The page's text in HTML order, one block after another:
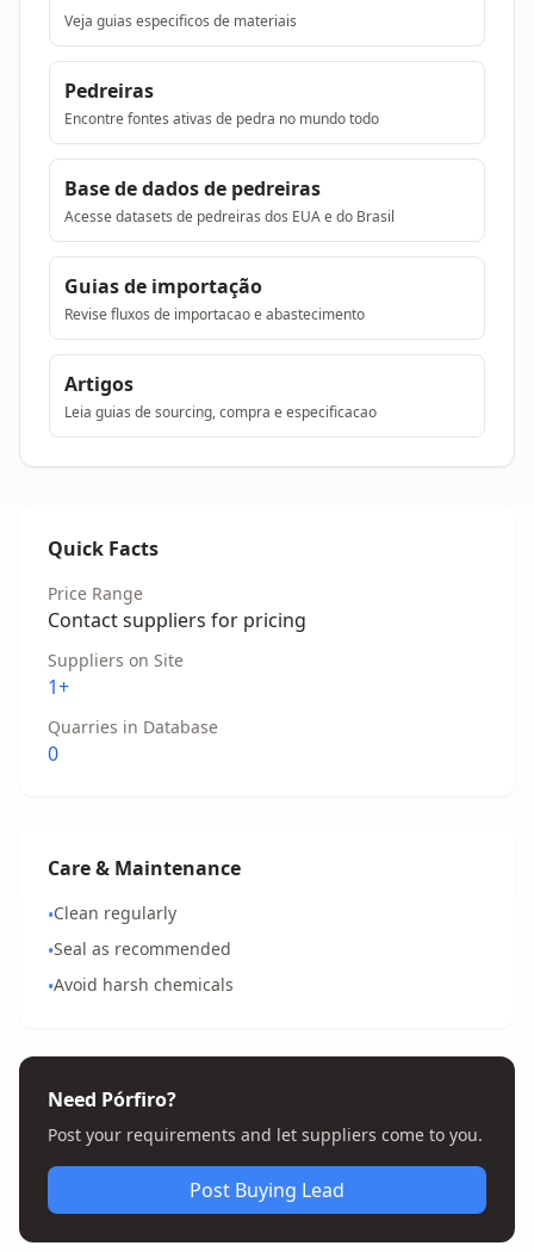
Veja guias especificos de materiais
Pedreiras
Encontre fontes ativas de pedra no mundo todo
Base de dados de pedreiras
Acesse datasets de pedreiras dos EUA e do Brasil
Guias de importação
Revise fluxos de importacao e abastecimento
Artigos
Leia guias de sourcing, compra e especificacao
Quick Facts
Price Range
Contact suppliers for pricing
Suppliers on Site
1+
Quarries in Database
0
Care & Maintenance
•Clean regularly
•Seal as recommended
•Avoid harsh chemicals
Need Pórfiro?
Post your requirements and let suppliers come to you.
Post Buying Lead